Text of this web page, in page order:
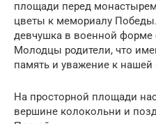
площади перед
цветы к мемориалу
девчушка в военной
Молодцы родители, что
память и уважение к нашей
На просторной площади
вершине колокольни и